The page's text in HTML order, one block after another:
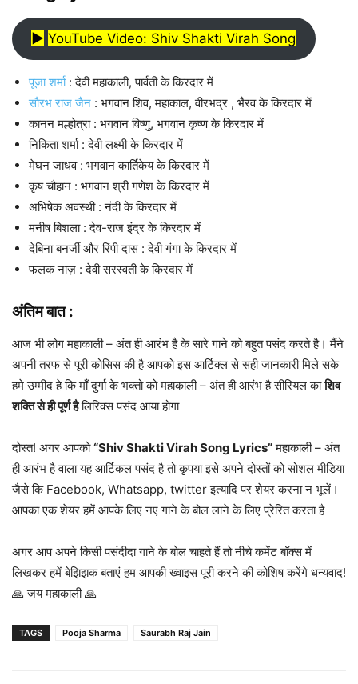
▶︎ YouTube Video: Shiv Shakti Virah Song
पूजा शर्मा: देवी महाकाली, पार्वती के किरदार में
सौरभ राज जैन : भगवान शिव, महाकाल, वीरभद्र , भैरव के किरदार में
कानन मल्होत्रा : भगवान विष्णु, भगवान कृष्ण के किरदार में
निकिता शर्मा : देवी लक्ष्मी के किरदार में
मेघन जाधव : भगवान कार्तिकेय के किरदार में
कृष चौहान : भगवान श्री गणेश के किरदार में
अभिषेक अवस्थी : नंदी के किरदार में
मनीष बिशला : देव-राज इंद्र के किरदार में
देबिना बनर्जी और रिंपी दास : देवी गंगा के किरदार में
फलक नाज़ : देवी सरस्वती के किरदार में
अंतिम बात :
आज भी लोग महाकाली – अंत ही आरंभ है के सारे गाने को बहुत पसंद करते है। मैंने
अपनी तरफ से पूरी कोसिस की है आपको इस आर्टिक्ल से सही जानकारी मिले सके
हमे उम्मीद हे कि माँ दुर्गा के भक्तो को महाकाली – अंत ही आरंभ है सीरियल काशिव
शक्ति से ही पूर्ण हैलिरिक्स पसंद आया होगा
दोस्त! अगर आपको“Shiv Shakti Virah Song Lyrics”महाकाली – अंत
ही आरंभ है वाला यह आर्टिकल पसंद है तो कृपया इसे अपने दोस्तों को सोशल मीडिया
जैसे कि Facebook, Whatsapp, twitter इत्यादि पर शेयर करना न भूलें।
आपका एक शेयर हमें आपके लिए नए गाने के बोल लाने के लिए प्रेरित करता है
अगर आप अपने किसी पसंदीदा गाने के बोल चाहते हैं तो नीचे कमेंट बॉक्स में
लिखकर हमें बेझिझक बताएं हम आपकी ख्वाइस पूरी करने की कोशिष करेंगे धन्यवाद!
🙏 जय महाकाली 🙏
TAGS Pooja Sharma Saurabh Raj Jain